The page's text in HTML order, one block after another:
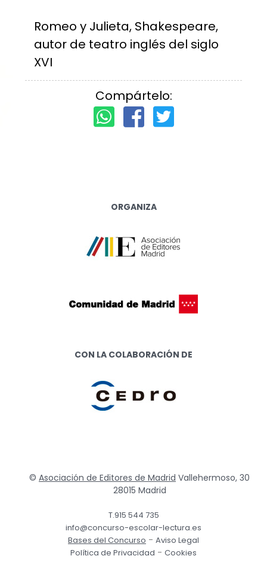
Romeo y Julieta, Shakespeare,
autor de teatro inglés del siglo
XVI
Compártelo:
ORGANIZA
CON LA COLABORACIÓN DE
© Asociación de Editores de Madrid Vallehermoso, 30
28015 Madrid
T.915 544 735
info@concurso-escolar-lectura.es
Bases del Concurso - Aviso Legal
Política de Privacidad - Cookies